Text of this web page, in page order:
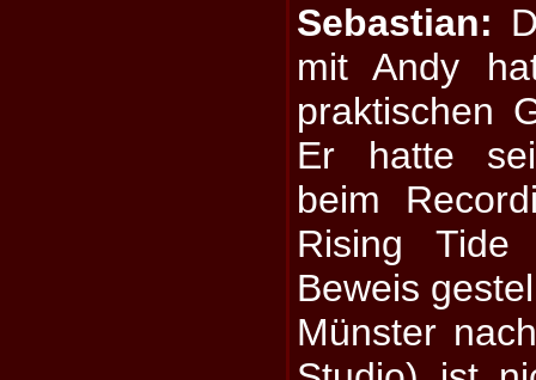
Sebastian:
mit Andy
praktischen
Er hatte
beim
Rising
Beweis
Münster